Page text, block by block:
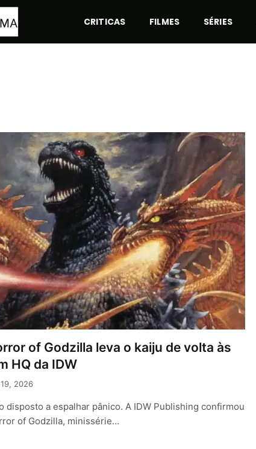
CRITICAS FILMES SÉRIES
of Godzilla leva o kaiju de volta às
HQ da IDW
2026
disposto a espalhar pânico. A IDW Publishing confirmou
of Godzilla, minissérie…